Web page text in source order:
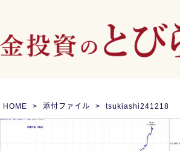
HOME 添付ファイル tsukiashi241218